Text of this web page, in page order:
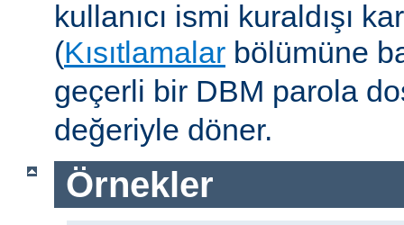
kullanıcı ismi kuraldışı
(Kısıtlamalar bölümüne
geçerli bir DBM parola
değeriyle döner.
Örnekler